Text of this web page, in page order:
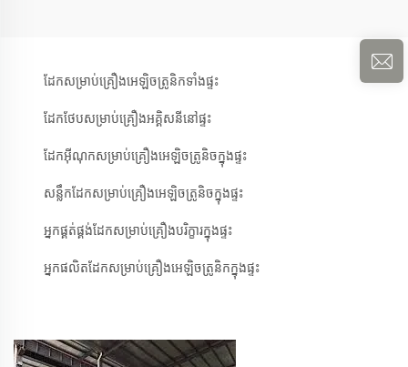
ដែកសម្រាប់គ្រឿងអេឡិចត្រូនិកទាំងផ្ទះ
ដែកថែបសម្រាប់គ្រឿងអគ្គិសនីនៅផ្ទះ
ដែកអ៊ីណុកសម្រាប់គ្រឿងអេឡិចត្រូនិចក្នុងផ្ទះ
សន្លឹកដែកសម្រាប់គ្រឿងអេឡិចត្រូនិចក្នុងផ្ទះ
អ្នកផ្គត់ផ្គង់ដែកសម្រាប់គ្រឿងបរិក្ខារក្នុងផ្ទះ
អ្នកផលិតដែកសម្រាប់គ្រឿងអេឡិចត្រូនិកក្នុងផ្ទះ